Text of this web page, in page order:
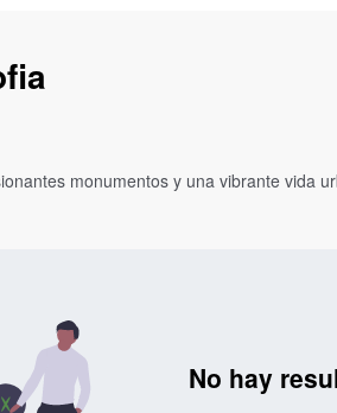
monumentos y una vibrante vida
No hay